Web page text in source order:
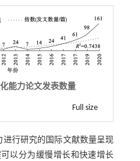
能力论文发表数量
Full size
行研究的国际文献数量呈现
以分为缓慢增长和快速增长